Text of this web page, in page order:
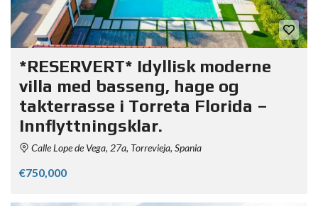
*RESERVERT* Idyllisk moderne
villa med basseng, hage og
takterrasse i Torreta Florida –
Innflyttningsklar.
Calle Lope de Vega, 27a, Torrevieja, Spania
€750,000